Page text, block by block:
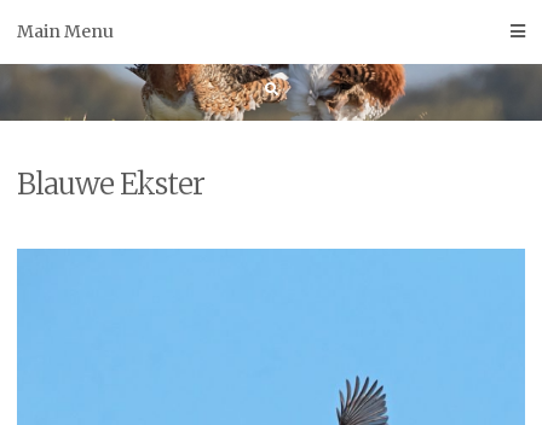
Main Menu
Blauwe Ekster